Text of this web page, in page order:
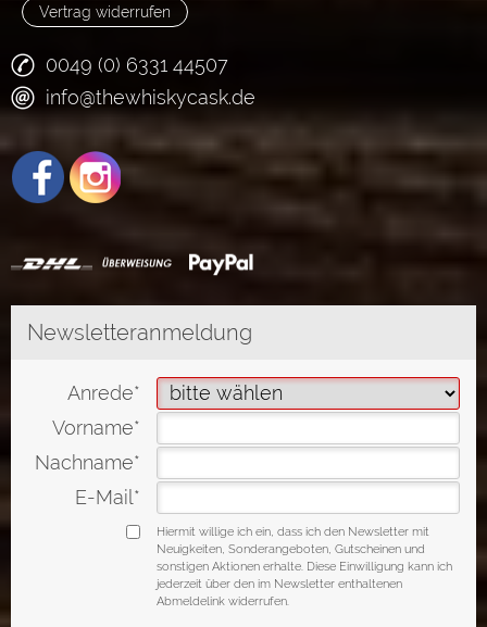
Vertrag widerrufen
0049 (0) 6331 44507
info@thewhiskycask.de